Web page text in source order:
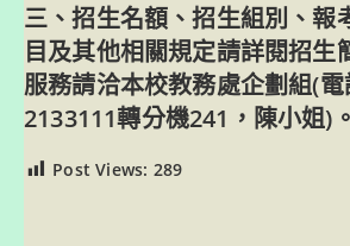
三、招生名額、招生組別、報
目及其他相關規定請詳閱招生
服務請洽本校教務處企劃組(
2133111轉分機241，陳小姐)。
Post Views: 289